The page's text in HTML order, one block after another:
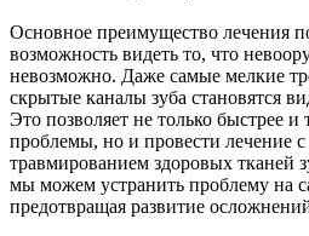
Основное преимущество лечения
возможность видеть то, что
невозможно. Даже самые мелкие
скрытые каналы зуба становятся
Это позволяет не только быстрее и
проблемы, но и провести лечение
травмированием здоровых тканей
мы можем устранить проблему на
предотвращая развитие